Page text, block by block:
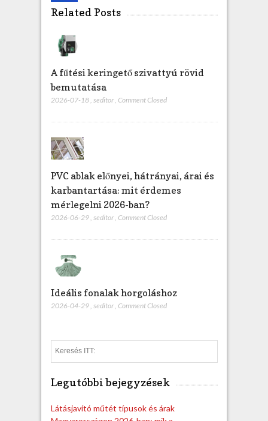
Related Posts
A fűtési keringető szivattyú rövid
bemutatása
2026-07-18, seditor, Comment Closed
PVC ablak előnyei, hátrányai, árai és
karbantartása: mit érdemes
mérlegelni 2026-ban?
2026-06-29 seditor Comment Closed
Ideális fonalak horgoláshoz
2026-04-29, seditor, Comment Closed
e
Legutóbbi bejegyzések
Látásjavító műtét típusok és árak